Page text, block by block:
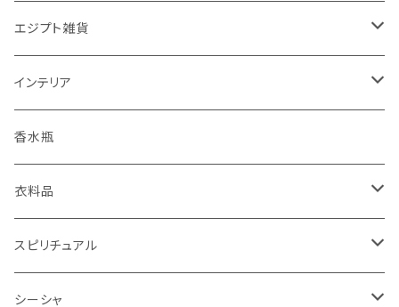
ネックレス
指輪
ブレスレット
エジプシャンオイル
エジプト雑貨
エミーズソープ
置物
キーホルダー
リュックサック
ポシェット
インテリア
ランプ
パピルス
香炉
香水瓶
衣料品
ベリーダンス衣装
ガラベーヤ
スピリチュアル
ピラミッド
シーシャ